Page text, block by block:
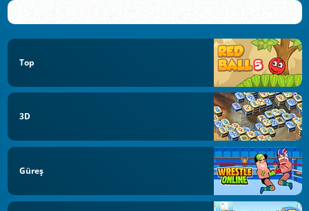
Top
3D
Güreş